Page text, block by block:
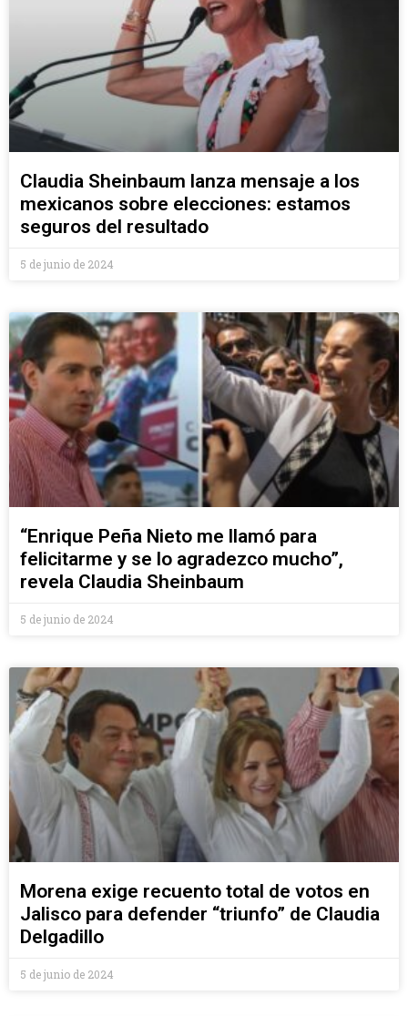
Claudia Sheinbaum lanza mensaje a los
mexicanos sobre elecciones: estamos
seguros del resultado
5 de junio de 2024
“Enrique Peña Nieto me llamó para
felicitarme y se lo agradezco mucho”,
revela Claudia Sheinbaum
5 de junio de 2024
Morena exige recuento total de votos en
Jalisco para defender “triunfo” de Claudia
Delgadillo
5 de junio de 2024